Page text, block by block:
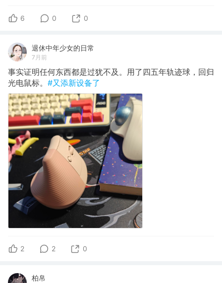
6 0 0
退休中年少女的日常
7月前
事实证明任何东西都是过犹不及。用了四五年轨迹球，回归
光电鼠标。 #又添新设备了
2 2 0
柏帛